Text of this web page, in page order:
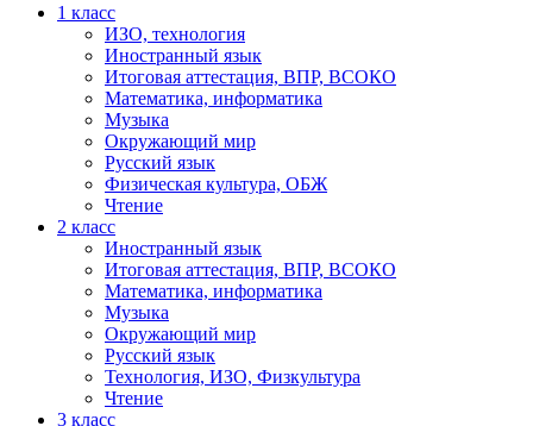
1 класс
ИЗО, технология
Иностранный язык
Итоговая аттестация, ВПР, ВСОКО
Математика, информатика
Музыка
Окружающий мир
Русский язык
Физическая культура, ОБЖ
Чтение
2 класс
Иностранный язык
Итоговая аттестация, ВПР, ВСОКО
Математика, информатика
Музыка
Окружающий мир
Русский язык
Технология, ИЗО, Физкультура
Чтение
3 класс